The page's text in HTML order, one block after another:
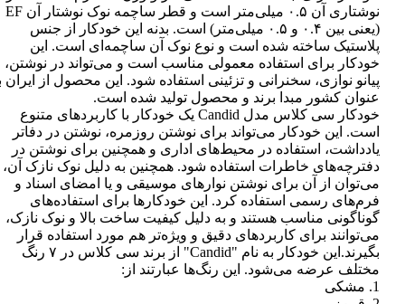
نوشتاری آن ۰.۵ میلی‌متر است و قطر ساچمه نوک نوشتار آن EF
(یعنی بین ۰.۴ و ۰.۵ میلی‌متر) است. بدنه این خودکار از جنس
پلاستیک ساخته شده است و نوع نوک آن ساچمه‌ای است. این
خودکار برای استفاده معمولی مناسب است و می‌تواند در نوشتن،
پیانو نوازی، سخنرانی و تزئینی استفاده شود. این محصول از ایران
عنوان کشور مبدا برند و محصول تولید شده است.
خودکار سی کلاس مدل Candid یک خودکار با کاربردهای متنوع
است. این خودکار می‌تواند برای نوشتن روزمره، نوشتن در دفاتر
یادداشت، استفاده در محیط‌های اداری و همچنین برای نوشتن در
دفترچه‌های خاطرات استفاده شود. همچنین به دلیل نوک نازک آن،
می‌توان از آن برای نوشتن نوارهای موسیقی و یا امضای اسناد و
فرم‌های رسمی استفاده کرد. این خودکارها برای استفاده‌های
گوناگونی مناسب هستند و به دلیل کیفیت ساخت بالا و نوک نازک،
می‌توانند برای کاربردهای دقیق و ویژه‌تر هم مورد استفاده قرار
بگیرند.این خودکار به نام "Candid" از برند سی کلاس در ۷ رنگ
مختلف عرضه می‌شود. این رنگ‌ها عبارتند از:
1. مشکی